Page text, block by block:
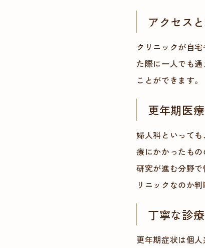
アクセス
クリニックが自
た際に一人でも
ことができます。
更年期医
婦人科といって
療にかかったも
研究が進む分野
リニックなのか
丁寧な診
更年期症状は個